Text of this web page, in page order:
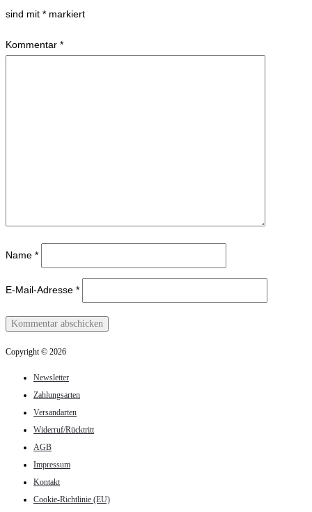
sind mit * markiert
Kommentar *
Name *
E-Mail-Adresse *
Copyright © 2026
Newsletter
Zahlungsarten
Versandarten
Widerruf/Rücktritt
AGB
Impressum
Kontakt
Cookie-Richtlinie (EU)